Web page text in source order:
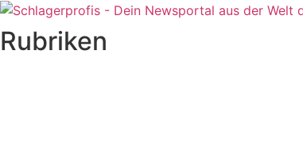
Rubriken